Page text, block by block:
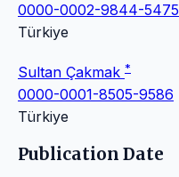
0000-0002-9844-5475
Türkiye
Sultan Çakmak *
0000-0001-8505-9586
Türkiye
Publication Date